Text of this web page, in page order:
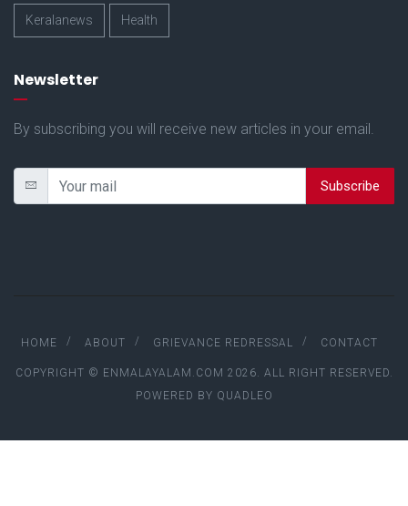
Keralanews Health
Newsletter
By subscribing you will receive new articles in your email.
Subscribe
HOME ABOUT GRIEVANCE REDRESSAL CONTACT
COPYRIGHT © ENMALAYALAM.COM 2026. ALL RIGHT RESERVED.
POWERED BY QUADLEO